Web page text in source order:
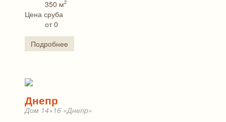
350 м2
Цена сруба
от 0
Подробнее
Днепр
Дом 14×16 «Днепр»